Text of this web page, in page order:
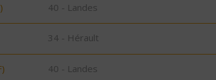
40 - Landes
34 - Hérault
40 - Landes